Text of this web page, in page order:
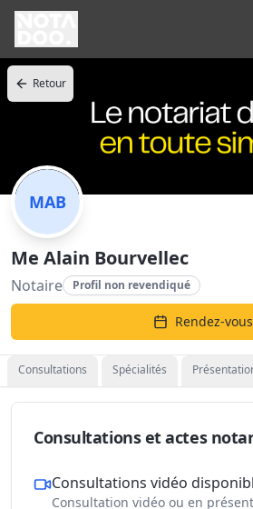
Retour
MAB
Me Alain Bourvellec
Notaire Profil non revendiqué
Rendez-vous
Consultations Spécialités
Consultations et actes
Consultations vidéo
Consultation vidéo ou en